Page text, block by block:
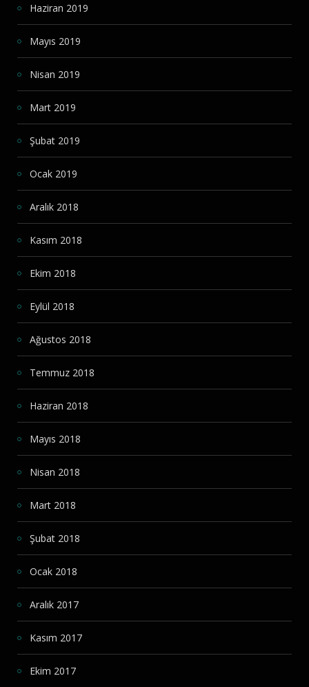
Haziran 2019
Mayıs 2019
Nisan 2019
Mart 2019
Şubat 2019
Ocak 2019
Aralık 2018
Kasım 2018
Ekim 2018
Eylül 2018
Ağustos 2018
Temmuz 2018
Haziran 2018
Mayıs 2018
Nisan 2018
Mart 2018
Şubat 2018
Ocak 2018
Aralık 2017
Kasım 2017
Ekim 2017